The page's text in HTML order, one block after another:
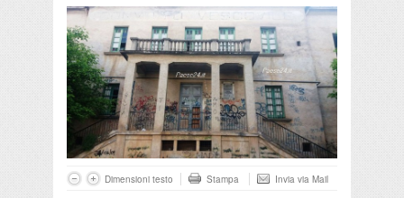
Dimensioni testo Stampa Invia via Mail